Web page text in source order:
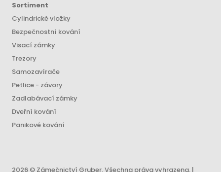
Sortiment
Cylindrické vložky
Bezpečnostní kování
Visací zámky
Trezory
Samozavírače
Petlice - závory
Zadlabávací zámky
Dveřní kování
Panikové kování
2026 © Zámečnictví Gruber. Všechna práva vyhrazena. |